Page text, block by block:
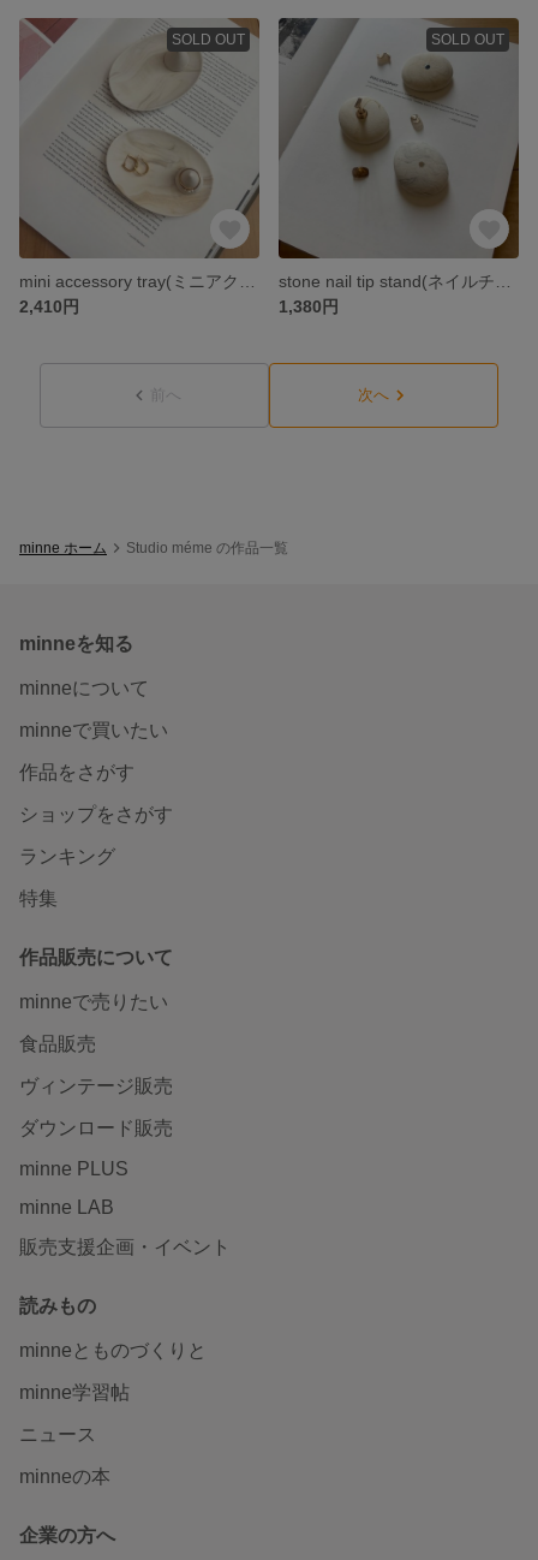
SOLD OUT
2,410円
SOLD OUT
1,380円
前へ 次へ
minne ホーム Studio méme の作品一覧
minneを知る
minneについて
minneで買いたい
作品をさがす
ショップをさがす
ランキング
特集
作品販売について
minneで売りたい
食品販売
ヴィンテージ販売
ダウンロード販売
minne PLUS
minne LAB
販売支援企画・イベント
読みもの
minneとものづくりと
minne学習帖
ニュース
minneの本
企業の方へ